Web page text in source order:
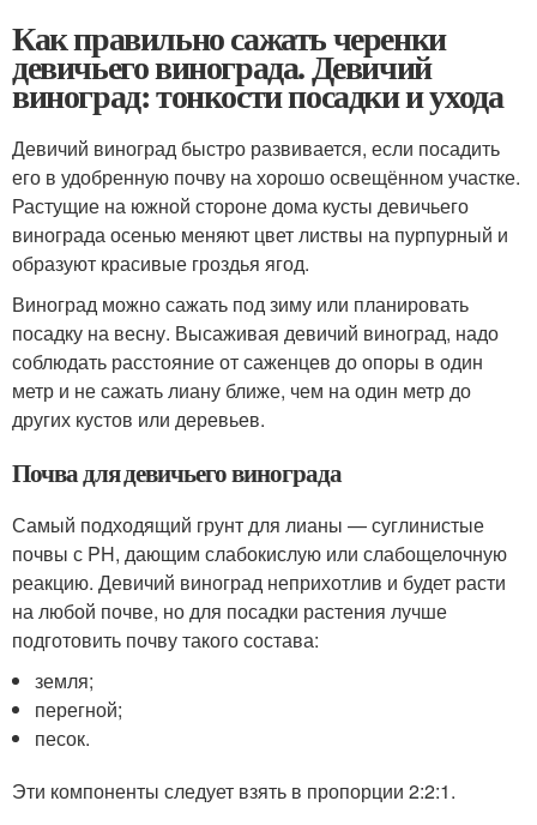
Как правильно сажать черенки
девичьего винограда. Девичий
виноград: тонкости посадки и ухода
Девичий виноград быстро развивается, если посадить
его в удобренную почву на хорошо освещённом участке.
Растущие на южной стороне дома кусты девичьего
винограда осенью меняют цвет листвы на пурпурный и
образуют красивые гроздья ягод.
Виноград можно сажать под зиму или планировать
посадку на весну. Высаживая девичий виноград, надо
соблюдать расстояние от саженцев до опоры в один
метр и не сажать лиану ближе, чем на один метр до
других кустов или деревьев.
Почва для девичьего винограда
Самый подходящий грунт для лианы — суглинистые
почвы с PH, дающим слабокислую или слабощелочную
реакцию. Девичий виноград неприхотлив и будет расти
на любой почве, но для посадки растения лучше
подготовить почву такого состава:
земля;
перегной;
песок.
Эти компоненты следует взять в пропорции 2:2:1.